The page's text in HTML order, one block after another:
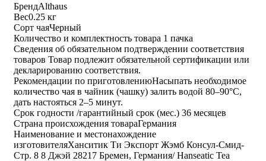
БрендAlthaus
Вес0.25 кг
Сорт чаяЧерный
Количество и комплектность товара 1 пачка
Сведения об обязательном подтверждении соответствия
товаров Товар подлежит обязательной сертификации или
декларированию соответствия.
Рекомендации по приготовлениюНасыпать необходимое
количество чая в чайник (чашку) залить водой 80–90°C,
дать настояться 2–5 минут.
Срок годности /гарантийный срок (мес.) 36 месяцев
Страна происхождения товараГермания
Наименование и местонахождение
изготовителяХанситик Ти Экспорт Жэмб Консул-Смид-
Стр. 8 8 Джэй 28217 Бремен, Германия/ Hanseatic Tea